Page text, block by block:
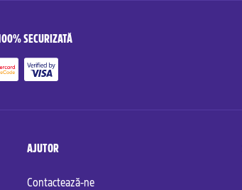
SECURIZATĂ
AJUTOR
Contactează-ne